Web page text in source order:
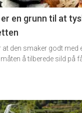
en grunn til at
at den smaker godt med
å tilberede sild på